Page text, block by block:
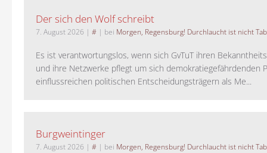
Der sich den Wolf schreibt
7. August 2026 | # | bei Morgen, Regensburg! Durchlaucht ist nicht
Es ist verantwortungslos, wenn sich GvTuT ihren
und ihre Netzwerke pflegt um sich demokratiegefährdenden
einflussreichen politischen Entscheidungsträgern als Me...
Burgweintinger
7. August 2026 | # | bei Morgen, Regensburg! Durchlaucht ist nicht